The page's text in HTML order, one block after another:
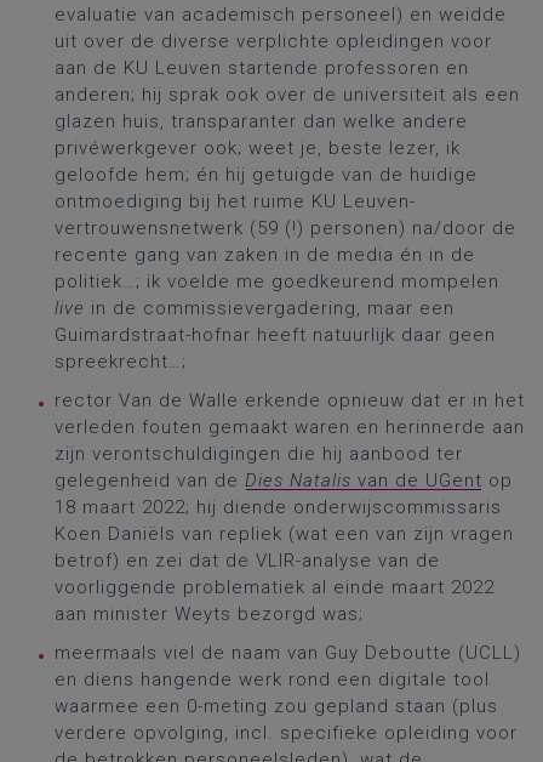
evaluatie van academisch personeel) en weidde
uit over de diverse verplichte opleidingen voor
aan de KU Leuven startende professoren en
anderen; hij sprak ook over de universiteit als een
glazen huis, transparanter dan welke andere
privéwerkgever ook; weet je, beste lezer, ik
geloofde hem; én hij getuigde van de huidige
ontmoediging bij het ruime KU Leuven-
vertrouwensnetwerk (59 (!) personen) na/door de
recente gang van zaken in de media én in de
politiek…; ik voelde me goedkeurend mompelen
live in de commissievergadering, maar een
Guimardstraat-hofnar heeft natuurlijk daar geen
spreekrecht…;
rector Van de Walle erkende opnieuw dat er in het
verleden fouten gemaakt waren en herinnerde aan
zijn verontschuldigingen die hij aanbood ter
gelegenheid van de Dies Natalis van de UGent op
18 maart 2022; hij diende onderwijscommissaris
Koen Daniëls van repliek (wat een van zijn vragen
betrof) en zei dat de VLIR-analyse van de
voorliggende problematiek al einde maart 2022
aan minister Weyts bezorgd was;
meermaals viel de naam van Guy Deboutte (UCLL)
en diens hangende werk rond een digitale tool
waarmee een 0-meting zou gepland staan (plus
verdere opvolging, incl. specifieke opleiding voor